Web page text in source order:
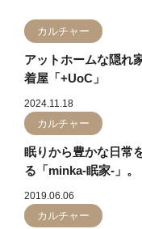
カルチャー
アットホームな隠れ
着屋「+UoC」
2024.11.18
カルチャー
眠りから豊かな日常
る「minka-眠家-」。
2019.06.06
カルチャー